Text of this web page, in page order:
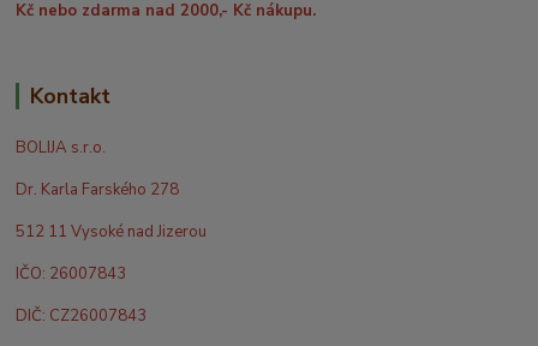
Kč nebo zdarma nad 2000,- Kč nákupu.
Kontakt
BOLIJA s.r.o.
Dr. Karla Farského 278
512 11 Vysoké nad Jizerou
IČO: 26007843
DIČ: CZ26007843